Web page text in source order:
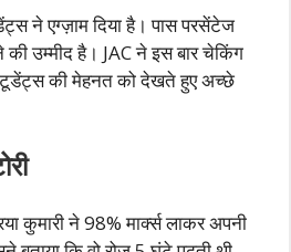
ने एग्ज़ाम दिया है। पास परसेंटेज
उम्मीद है। JAC ने इस बार चेकिंग
की मेहनत को देखते हुए अच्छे
कुमारी ने 98% मार्क्स लाकर अपनी